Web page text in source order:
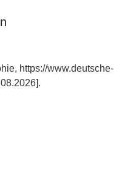
https://www.deutsche-